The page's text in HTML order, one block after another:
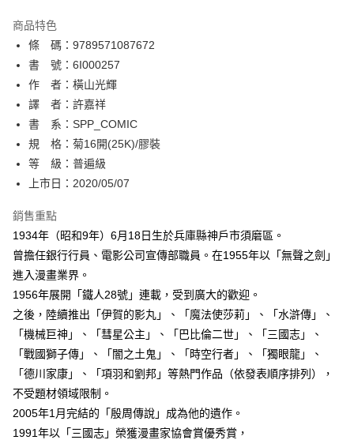
相關說明
【關於「AFTEE先享後付」】
AFTEE先享後付是「在收到商品之後才付款」的支付方式。 讓您購物簡單
便利好安心！
１．簡單：不需註冊會員、不需綁卡、不需儲值。
２．便利：只要手機號碼，簡訊認證，即可結帳。
３．安心：先確認商品／服務後，再付款。
【「AFTEE先享後付」結帳流程】
１．於結帳方式選擇「AFTEE先享後付」後，將跳轉至「AFTEE先享後付」
結帳頁面，進行簡訊認證並確認金額後，即可完成結帳。
２．訂單成立數日內，您將收到繳費通知簡訊。
ATM／網路銀行／等多元方式進行付款，方視為交易完成。
※ 請注意：結帳手續完成當下不需立刻繳費，但若您需要取消訂單，請聯絡
購買商品的店家。未經商家同意取消之訂單仍視為有效，需透過AFTEE先享
後付繳納相關費用。
※ 交易是否成功請以「AFTEE先享後付 」之結帳頁面顯示為準，若有關於
是否繳費成功／繳費後需取消欲退款等相關疑問，請聯繫「AFTEE先享後付
【注意事項】
１．透過由恩沛科技股份有限公司提供之「AFTEE先享後付」服務完成之交
易，需依本服務之必要範圍內提供個人資料，並將交易相關給付款項請求債
權轉讓予恩沛科技股份有限公司。
２．關於個人資料處理事宜，請瀏覽以下網址：
３．未成年的使用者請事先徵得法定代理人或監護人之同意方可使用
「AFTEE先享後付」，若未經同意申辦者引起之損失，本公司不負相關責
ATM付款
運送方式
全家取貨付款
每筆NT$80，滿NT$500(含以上)免運費
付款後全家取貨
每筆NT$80，滿NT$500(含以上)免運費
付款後萊爾富取貨
每筆NT$80，滿NT$500(含以上)免運費
7-11取貨付款
每筆NT$80，滿NT$500(含以上)免運費
付款後7-11取貨
每筆NT$80，滿NT$500(含以上)免運費
宅配
商品特色
條 碼：9789571087672
書 號：6I000257
作 者：橫山光輝
譯 者：許嘉祥
書 系：SPP_COMIC
規 格：菊16開(25K)/膠裝
等 級：普遍級
上市日：2020/05/07
銷售重點
1934年（昭和9年）6月18日生於兵庫縣神戶市須磨區。
曾擔任銀行行員、電影公司宣傳部職員。在1955年以「無聲之劍」
進入漫畫業界。
1956年展開「鐵人28號」連載，受到廣大的歡迎。
之後，陸續推出「伊賀的影丸」、「魔法使莎莉」、「水滸傳」、
「機械巨神」、「彗星公主」、「巴比倫二世」、「三國志」、
「戰國獅子傳」、「闇之土鬼」、「時空行者」、「獨眼龍」、
「德川家康」、「項羽和劉邦」等熱門作品（依發表順序排列），
不受題材領域限制。
2005年1月完結的「殷周傳說」成為他的遺作。
1991年以「三國志」榮獲漫畫家協會賞優秀賞，